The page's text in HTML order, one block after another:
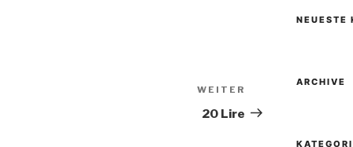
Beitrag
WEITER
20 Lire
NEUESTE
ARCHIVE